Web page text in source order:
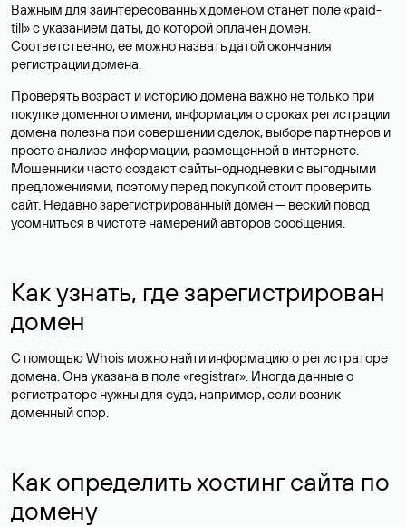
Важным для заинтересованных доменом станет поле «paid-
till» с указанием даты, до которой оплачен домен.
Соответственно, ее можно назвать датой окончания
регистрации домена.
Проверять возраст и историю домена важно не только при
покупке доменного имени, информация о сроках регистрации
домена полезна при совершении сделок, выборе партнеров и
просто анализе информации, размещенной в интернете.
Мошенники часто создают сайты-однодневки с выгодными
предложениями, поэтому перед покупкой стоит проверить
сайт. Недавно зарегистрированный домен — веский повод
усомниться в чистоте намерений авторов сообщения.
Как узнать, где зарегистрирован
домен
С помощью Whois можно найти информацию о регистраторе
домена. Она указана в поле «registrar». Иногда данные о
регистраторе нужны для суда, например, если возник
доменный спор.
Как определить хостинг сайта по
домену